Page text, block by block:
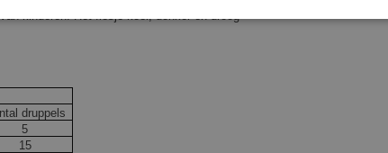
kinderen. Het flesje koel, donker en droog
druppels
5
15